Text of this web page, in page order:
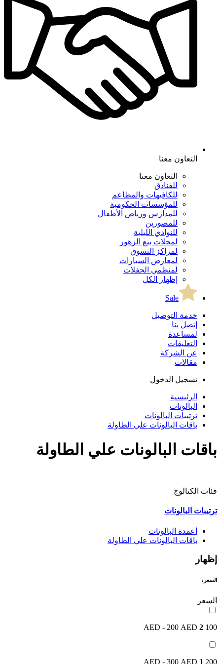
التعاون معنا
التعاون معنا
للفنادق
للكافيهات والمطاعم
للمؤسسات الحكومية
للمدارس ورياض الأطفال
للمصورين
للنوادي الليلية
لمحلات بيع الزهور
لمراكز التسوق
لمعارض السيارات
لمنظمي الحفلات
إظهار الكل
Sale
خدمة التوصيل
إتصل بنا
لمساعدة
التعليقات
عن الشركة
مقالات
تسجيل الدخول
الرئيسية
البالونات
ترتيبات البالونات
باقات البالونات علي الطاولة
باقات البالونات علي الطاولة
فئات الكتالوج
ترتيبات البالونات
أعمدة البالونات
باقات البالونات علي الطاولة
إظهار
السعر:
السعر
100 AED - 200 AED
2
200 AED - 300 AED
1